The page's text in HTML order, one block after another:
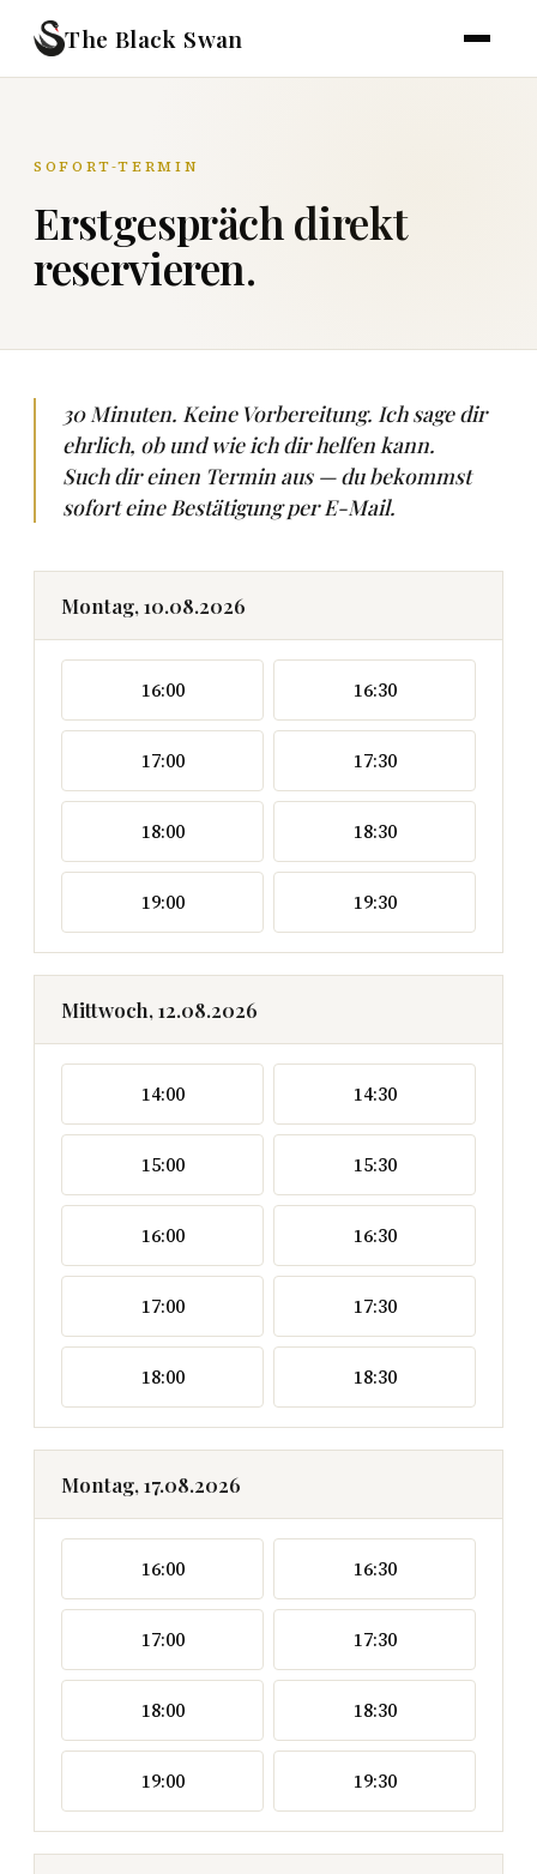
The Black Swan
SOFORT-TERMIN
Erstgespräch direkt
reservieren.
30 Minuten. Keine Vorbereitung. Ich sage dir
ehrlich, ob und wie ich dir helfen kann.
Such dir einen Termin aus — du bekommst
sofort eine Bestätigung per E-Mail.
Montag, 10.08.2026
16:00 16:30
17:00 17:30
18:00 18:30
19:00 19:30
Mittwoch, 12.08.2026
14:00 14:30
15:00 15:30
16:00 16:30
17:00 17:30
18:00 18:30
Montag, 17.08.2026
16:00 16:30
17:00 17:30
18:00 18:30
19:00 19:30